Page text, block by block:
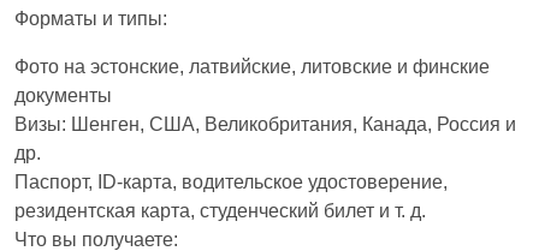
Форматы и типы:
Фото на эстонские, латвийские, литовские и финские
документы
Визы: Шенген, США, Великобритания, Канада, Россия и
др.
Паспорт, ID-карта, водительское удостоверение,
резидентская карта, студенческий билет и т. д.
Что вы получаете: